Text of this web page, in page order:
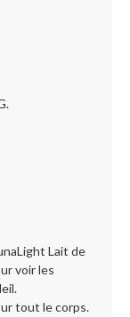
Lait de
voir les
tout le corps.